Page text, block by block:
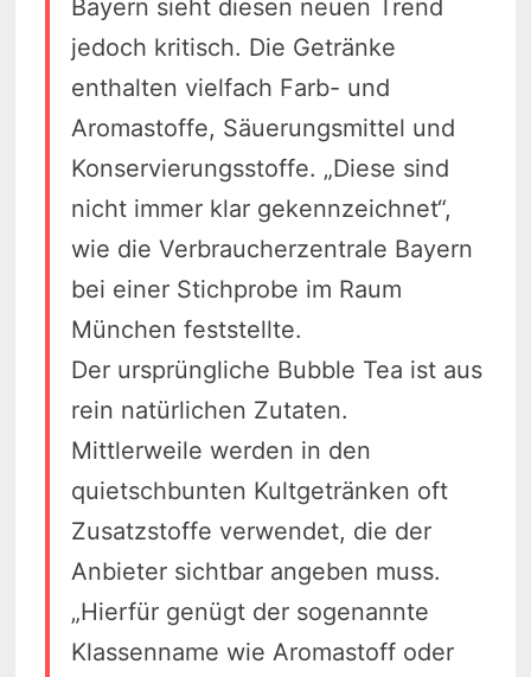
Bayern sieht diesen neuen Trend
jedoch kritisch. Die Getränke
enthalten vielfach Farb- und
Aromastoffe, Säuerungsmittel und
Konservierungsstoffe. „Diese sind
nicht immer klar gekennzeichnet“,
wie die Verbraucherzentrale Bayern
bei einer Stichprobe im Raum
München feststellte.
Der ursprüngliche Bubble Tea ist aus
rein natürlichen Zutaten.
Mittlerweile werden in den
quietschbunten Kultgetränken oft
Zusatzstoffe verwendet, die der
Anbieter sichtbar angeben muss.
„Hierfür genügt der sogenannte
Klassenname wie Aromastoff oder